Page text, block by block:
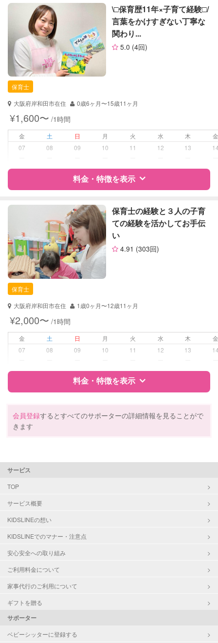
定期予約
お子様の撮影
（定期特典）
対応可能
特徴 料金 レビュー
サポートの特徴
資格
自治体届出済ベビーシッター
対応可能/特徴
子育て経験
病児対応
障がい児対応 対応可否は個別に相談
レッスン 絵・工作レッスン
（定期特典）
対応可能
\□︎保育歴11年×子育て経験□︎/
言葉をかけすぎない丁寧な
関わり...
5.0 (4回)
保育士
大阪府岸和田市在住
0歳6ヶ月〜15歳11ヶ月
¥1,600〜 /1時間
金 土 日 月 火 水 木
07
08 09 10 11 12 13
料金・特徴を表示
特徴 料金 レビュー
サポートの特徴
資格
自治体届出済ベビーシッター
保育士
幼稚園教諭
対応可能/特徴 子育て経験
病児対応
障がい児対応 対応可否は個別に相談
レッスン なし
お子様の撮影
（定期特典）
対応不可
保育士の経験と３人の子育
ての経験を活かしてお手伝
い
4.91 (303回)
保育士
大阪府岸和田市在住
1歳0ヶ月〜12歳11ヶ月
¥2,000〜 /1時間
金 土 日 月 火 水 木
07
08 09 10 11 12 13
料金・特徴を表示
資格
自治体届出済ベビーシッター
対応可能/特徴
病児対応
レッスン
会員登録するとすべてのサポーターの詳細情報を見ることがで
きます
サービス
TOP
サービス概要
KIDSLINEの想い
KIDSLINEでのマナー・注意点
安心安全への取り組み
ご利用料金について
家事代行のご利用について
ギフトを贈る
サポーター
ベビーシッターに登録する